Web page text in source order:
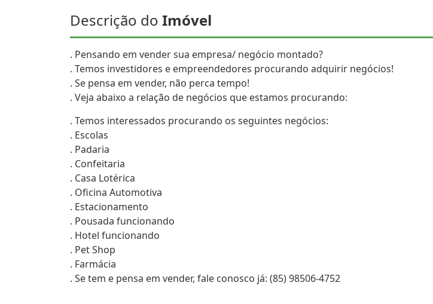
Descrição do Imóvel
. Pensando em vender sua empresa/ negócio montado?
. Temos investidores e empreendedores procurando adquirir negócios!
. Se pensa em vender, não perca tempo!
. Veja abaixo a relação de negócios que estamos procurando:
. Temos interessados procurando os seguintes negócios:
. Escolas
. Padaria
. Confeitaria
. Casa Lotérica
. Oficina Automotiva
. Estacionamento
. Pousada funcionando
. Hotel funcionando
. Pet Shop
. Farmácia
. Se tem e pensa em vender, fale conosco já: (85) 98506-4752